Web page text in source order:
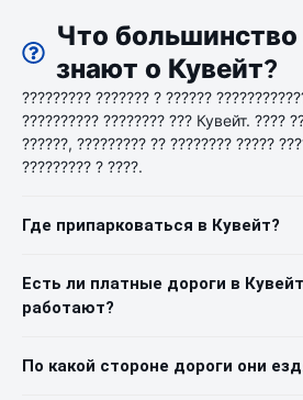
Что
знают о Кувейт?
????????? ??????? ? ??????
?????????? ???????? ??? Кувейт. ????
??????, ????????? ?? ???????? ?????
????????? ? ????.
Где припарковаться в Кувейт?
Есть ли платные дороги в
работают?
По какой стороне дороги они